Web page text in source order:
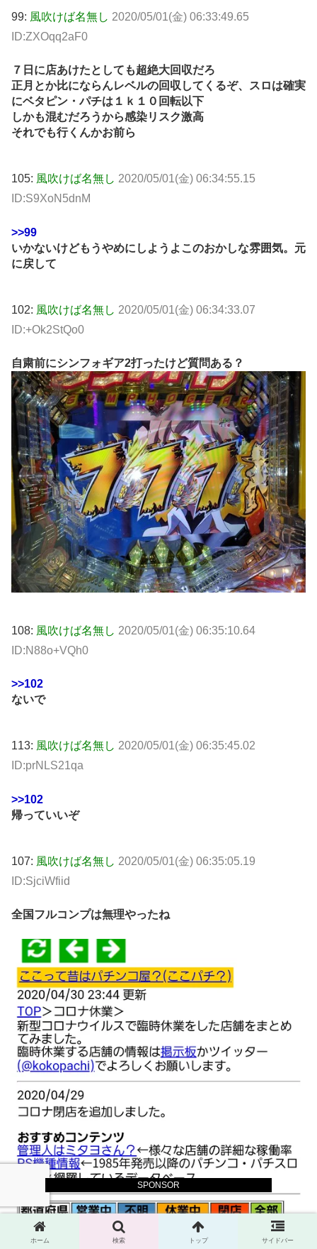
SPONSOR
99: 風吹けば名無し 2020/05/01(金) 06:33:49.65
ID:ZXOqq2aF0
７日に店あけたとしても超絶大回収だろ
正月とか比にならんレベルの回収してくるぞ、スロは確実
にベタピン・パチは１ｋ１０回転以下
しかも混むだろうから感染リスク激高
それでも行くんかお前ら
105: 風吹けば名無し 2020/05/01(金) 06:34:55.15
ID:S9XoN5dnM
>>99
いかないけどもうやめにしようよこのおかしな雰囲気。元
に戻して
102: 風吹けば名無し 2020/05/01(金) 06:34:33.07
ID:+Ok2StQo0
自粛前にシンフォギア2打ったけど質問ある？
108: 風吹けば名無し 2020/05/01(金) 06:35:10.64
ID:N88o+VQh0
>>102
ないで
113: 風吹けば名無し 2020/05/01(金) 06:35:45.02
ID:prNLS21qa
>>102
帰っていいぞ
107: 風吹けば名無し 2020/05/01(金) 06:35:05.19
ID:SjciWfiid
全国フルコンプは無理やったね
ホーム 検索 トップ サイドバー